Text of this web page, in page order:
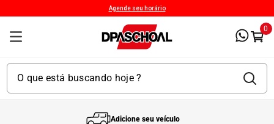
Agende seu horário
0
Adicione seu veículo